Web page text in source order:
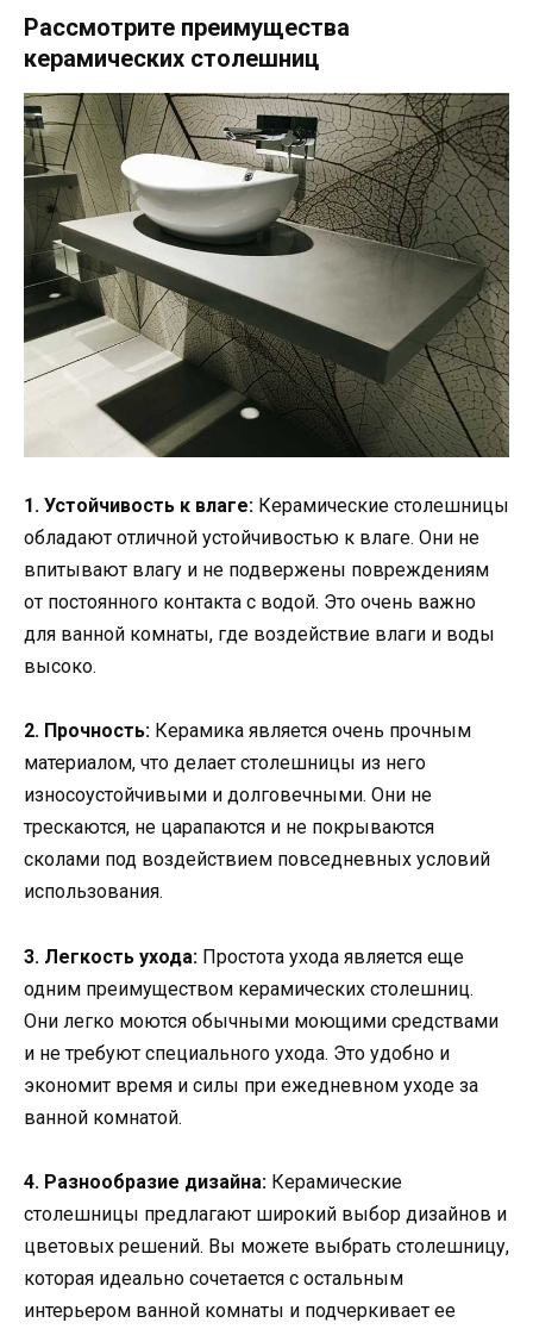
Рассмотрите преимущества
керамических столешниц
1. Устойчивость к влаге: Керамические столешницы
обладают отличной устойчивостью к влаге. Они не
впитывают влагу и не подвержены повреждениям
от постоянного контакта с водой. Это очень важно
для ванной комнаты, где воздействие влаги и воды
высоко.
2. Прочность: Керамика является очень прочным
материалом, что делает столешницы из него
износоустойчивыми и долговечными. Они не
трескаются, не царапаются и не покрываются
сколами под воздействием повседневных условий
использования.
3. Легкость ухода: Простота ухода является еще
одним преимуществом керамических столешниц.
Они легко моются обычными моющими средствами
и не требуют специального ухода. Это удобно и
экономит время и силы при ежедневном уходе за
ванной комнатой.
4. Разнообразие дизайна: Керамические
столешницы предлагают широкий выбор дизайнов и
цветовых решений. Вы можете выбрать столешницу,
которая идеально сочетается с остальным
интерьером ванной комнаты и подчеркивает ее